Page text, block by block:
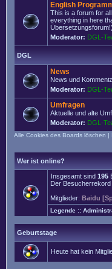
English
This is a forum for
everything in here
Übersetzungsforum!)
Moderator: DGL-
DGL
News
News und
Moderator: DGL-
Umfragen
Aktuelle und alte
Moderator: DGL-
Alle Cookies des Boards löschen |
Wer ist online?
Insgesamt sind 195
Der Besucherrekord
Mitglieder: Baidu
Legende ::
Geburtstage
Heute hat kein